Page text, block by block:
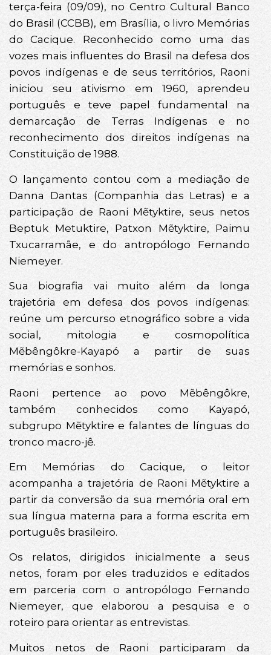
terça-feira (09/09), no Centro Cultural Banco
do Brasil (CCBB), em Brasília, o livro Memórias
do Cacique. Reconhecido como uma das
vozes mais influentes do Brasil na defesa dos
povos indígenas e de seus territórios, Raoni
iniciou seu ativismo em 1960, aprendeu
português e teve papel fundamental na
demarcação de Terras Indígenas e no
reconhecimento dos direitos indígenas na
Constituição de 1988.
O lançamento contou com a mediação de
Danna Dantas (Companhia das Letras) e a
participação de Raoni Mẽtyktire, seus netos
Beptuk Metuktire, Patxon Mẽtyktire, Paimu
Txucarramãe, e do antropólogo Fernando
Niemeyer.
Sua biografia vai muito além da longa
trajetória em defesa dos povos indígenas:
reúne um percurso etnográfico sobre a vida
social, mitologia e cosmopolítica
Mẽbêngôkre-Kayapó a partir de suas
memórias e sonhos.
Raoni pertence ao povo Mẽbêngôkre,
também conhecidos como Kayapó,
subgrupo Mẽtyktire e falantes de línguas do
tronco macro-jê.
Em Memórias do Cacique, o leitor
acompanha a trajetória de Raoni Mẽtyktire a
partir da conversão da sua memória oral em
sua língua materna para a forma escrita em
português brasileiro.
Os relatos, dirigidos inicialmente a seus
netos, foram por eles traduzidos e editados
em parceria com o antropólogo Fernando
Niemeyer, que elaborou a pesquisa e o
roteiro para orientar as entrevistas.
Muitos netos de Raoni participaram da